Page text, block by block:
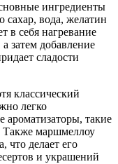
ингредиенты
вода, желатин
в себя нагревание
затем добавление
сладости
классический
легко
ароматизаторы, такие
Также маршмеллоу
что делает его
и украшений